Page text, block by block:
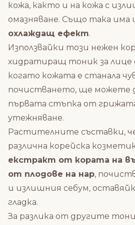
кожа, както и на кожа с
омазняване. Също така има
охлаждащ ефект.
Използвайки този нежен
хидратиращ тоник за лице
когато кожата е станала
почистването, ще можете
първата стъпка от
утежняване.
Растителните съставки,
различна корейска
екстракт от кората на
от плодове на нар,
и излишния себум,
гладка.
За разлика от другите